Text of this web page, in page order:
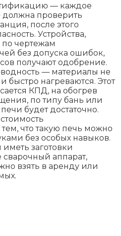
— каждое
должна проверить
после этого
Устройства,
чертежам
без допуска ошибок,
получают одобрение.
— материалы не
быстро нагреваются. Этот
КПД, на обогрев
по типу бань или
будет достаточно.
что такую печь можно
без особых навыков.
заготовки
сварочный аппарат,
взять в аренду или